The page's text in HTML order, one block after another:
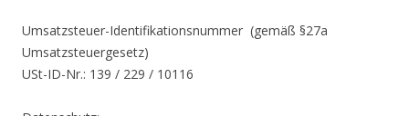
Umsatzsteuer-Identifikationsnummer (gemäß §27a
Umsatzsteuergesetz)
USt-ID-Nr.: 139 / 229 / 10116